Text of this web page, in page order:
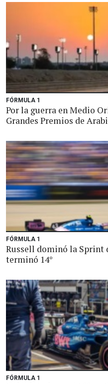
FÓRMULA 1
Por la guerra en Medio
Grandes Premios de
FÓRMULA 1
Russell dominó la Sprint
terminó 14°
FÓRMULA 1